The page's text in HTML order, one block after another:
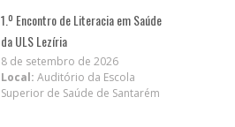
1.º Encontro de Literacia em Saúde
da ULS Lezíria
8 de setembro de 2026
Local: Auditório da Escola
Superior de Saúde de Santarém